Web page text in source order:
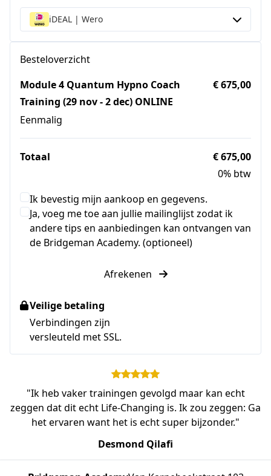
iDEAL | Wero
Besteloverzicht
Module 4 Quantum Hypno Coach
Training (29 nov - 2 dec) ONLINE
Eenmalig
€ 675,00
Totaal
€ 675,00
0% btw
Ik bevestig mijn aankoop en gegevens.
Ja, voeg me toe aan jullie mailinglijst zodat ik
andere tips en aanbiedingen kan ontvangen van
de Bridgeman Academy. (optioneel)
Afrekenen
Veilige betaling
Verbindingen zijn
versleuteld met SSL.
"Ik heb vaker trainingen gevolgd maar kan echt
zeggen dat dit echt Life-Changing is. Ik zou zeggen: Ga
het ervaren want het is echt super bijzonder."
Desmond Qilafi